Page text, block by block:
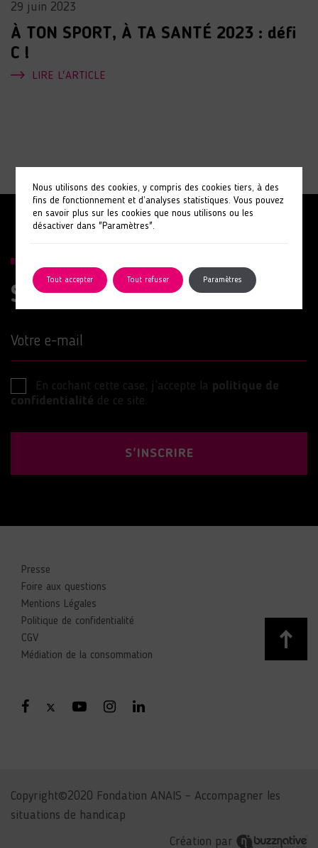
29 juin 2023
À TON SPORT, À TA SANTÉ 2023 : défi
C !
LIRE L'ARTICLE
Suivez nos actions
Votre e-mail
En cochant cette case, j’accepte la politique de
confidentialité de ce site.
S'INSCRIRE
Presse
Foire aux questions
Mentions Légales
Politique de confidentialité
CGV
Médiation de la consommation
Copyright©2020 Fondation ANAIS – Accompagner les
situations de handicap
Création par
Nous utilisons des cookies, y compris des cookies tiers, à des
fins de fonctionnement et d’analyses statistiques. Vous pouvez
en savoir plus sur les cookies que nous utilisons ou les
désactiver dans "Paramètres".
Tout accepter Tout refuser Paramètres